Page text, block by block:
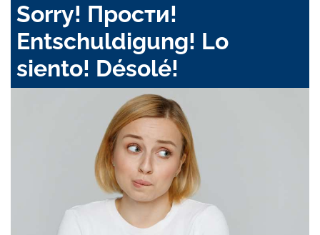
Sorry! Прости!
Entschuldigung! Lo
siento! Désolé!